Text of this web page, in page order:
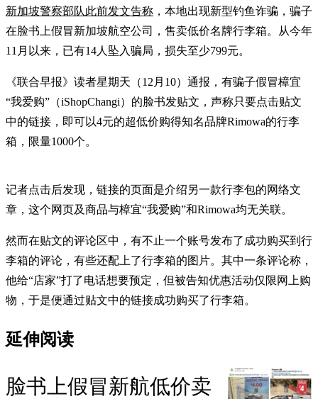
新加坡警察部队此前发文告称 ，本地出现新型钓鱼诈骗，骗子
在脸书上假冒新加坡航空公司，售卖低价名牌行李箱。从今年
11月以来，已有14人坠入骗局，损失至少799元。
《联合早报》读者星期天（12月10）通报，有骗子假冒樟宜
“我爱购”（iShopChangi）的脸书发贴文，声称只要点击贴文
中的链接，即可以4元的超低价购得知名品牌Rimowa的行李
箱，限量1000个。
记者点击后发现，链接的页面是介绍另一款行李包的网络文
章，这个网页及商品与樟宜“我爱购”和Rimowa均无关联。
然而在贴文的评论区中，有不止一个账号发布了成功购买到行
李箱的评论，有些还配上了行李箱的图片。其中一条评论称，
他给“店家”打了电话想要预定，但被告知优惠活动仅限网上购
物，于是便通过贴文中的链接成功购买了行李箱。
延伸阅读
脸书上假冒新航低价卖